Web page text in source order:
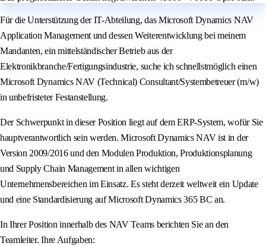
Für die Unterstützung der IT-Abteilung, das Microsoft Dynamics NAV
Application Management und dessen Weiterentwicklung bei meinem
Mandanten, ein mittelständischer Betrieb aus der
Elektronikbranche/Fertigungsindustrie, suche ich schnellstmöglich einen
Microsoft Dynamics NAV (Technical) Consultant/Systembetreuer (m/w)
in unbefristeter Festanstellung.
Der Schwerpunkt in dieser Position liegt auf dem ERP-System, wofür Sie
hauptverantwortlich sein werden. Microsoft Dynamics NAV ist in der
Version 2009/2016 und den Modulen Produktion, Produktionsplanung
und Supply Chain Management in allen wichtigen
Unternehmensbereichen im Einsatz. Es steht derzeit weltweit ein Update
und eine Standardisierung auf Microsoft Dynamics 365 BC an.
In Ihrer Position innerhalb des NAV Teams berichten Sie an den
Teamleiter. Ihre Aufgaben: